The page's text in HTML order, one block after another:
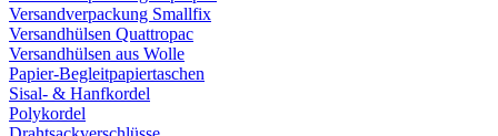
Versandverpackung Smallfix
Versandhülsen Quattropac
Versandhülsen aus Wolle
Papier-Begleitpapiertaschen
Sisal- & Hanfkordel
Polykordel